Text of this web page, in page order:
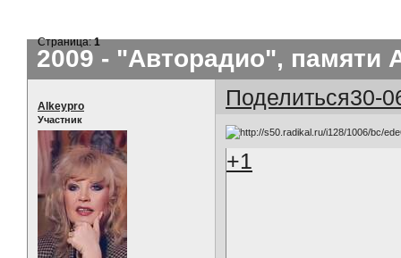
2009 - "Авторадио",
Страница:1
Поделиться30-
Alkeypro
Участник
+1